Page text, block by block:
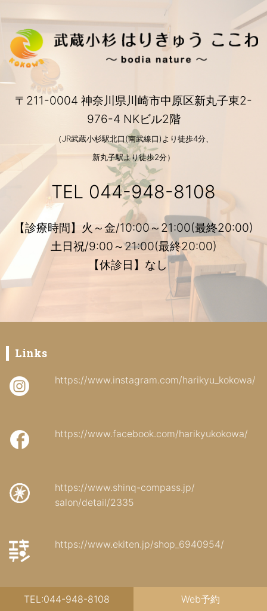
TEL:044-948-8108 Web予約
〒211-0004 神奈川県川崎市中原区新丸子東2-
976-4 NKビル2階
（JR武蔵小杉駅北口(南武線口)より徒歩4分、
新丸子駅より徒歩2分）
TEL 044-948-8108
【診療時間】火～金/10:00～21:00(最終20:00)
土日祝/9:00～21:00(最終20:00)
【休診日】なし
Links
https://www.instagram.com/harikyu_kokowa/
https://www.facebook.com/harikyukokowa/
https://www.shinq-compass.jp/
salon/detail/2335
https://www.ekiten.jp/shop_6940954/
Tag